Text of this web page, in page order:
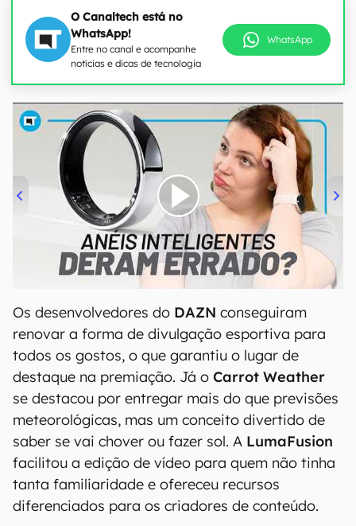
O Canaltech está no
WhatsApp!
Entre no canal e acompanhe
notícias e dicas de tecnologia
WhatsApp
00:00/21:11
Os desenvolvedores do DAZN conseguiram
renovar a forma de divulgação esportiva para
todos os gostos, o que garantiu o lugar de
destaque na premiação. Já o Carrot Weather
se destacou por entregar mais do que previsões
meteorológicas, mas um conceito divertido de
saber se vai chover ou fazer sol. A LumaFusion
facilitou a edição de vídeo para quem não tinha
tanta familiaridade e ofereceu recursos
diferenciados para os criadores de conteúdo.